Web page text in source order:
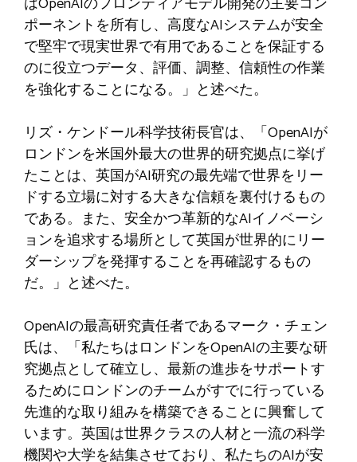
ポーネントを所有し、高度なAIシステムが安全
で堅牢で現実世界で有用であることを保証する
のに役立つデータ、評価、調整、信頼性の作業
を強化することになる。」と述べた。
リズ・ケンドール科学技術長官は、「OpenAIが
ロンドンを米国外最大の世界的研究拠点に挙げ
たことは、英国がAI研究の最先端で世界をリー
ドする立場に対する大きな信頼を裏付けるもの
である。また、安全かつ革新的なAIイノベーシ
ョンを追求する場所として英国が世界的にリー
ダーシップを発揮することを再確認するもの
だ。」と述べた。
OpenAIの最高研究責任者であるマーク・チェン
氏は、「私たちはロンドンをOpenAIの主要な研
究拠点として確立し、最新の進歩をサポートす
るためにロンドンのチームがすでに行っている
先進的な取り組みを構築できることに興奮して
います。英国は世界クラスの人材と一流の科学
機関や大学を結集させており、私たちのAIが安